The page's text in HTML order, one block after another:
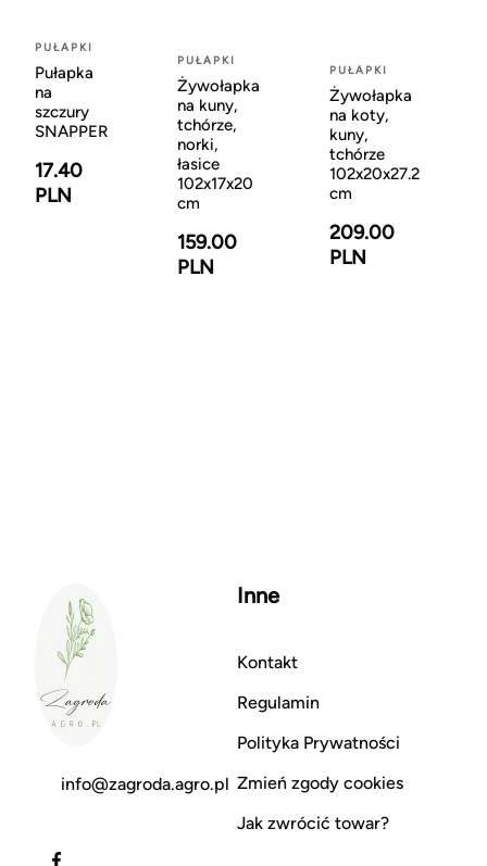
PUŁAPKI
Pułapka
na
szczury
SNAPPER
17.40
PLN
PUŁAPKI
Żywołapka
na kuny,
tchórze,
norki,
łasice
102x17x20
cm
159.00
PLN
PUŁAPKI
Żywołapka
na koty,
kuny,
tchórze
102x20x27.2
cm
209.00
PLN
info@zagroda.agro.pl
Inne
Kontakt
Regulamin
Polityka Prywatności
Zmień zgody cookies
Jak zwrócić towar?